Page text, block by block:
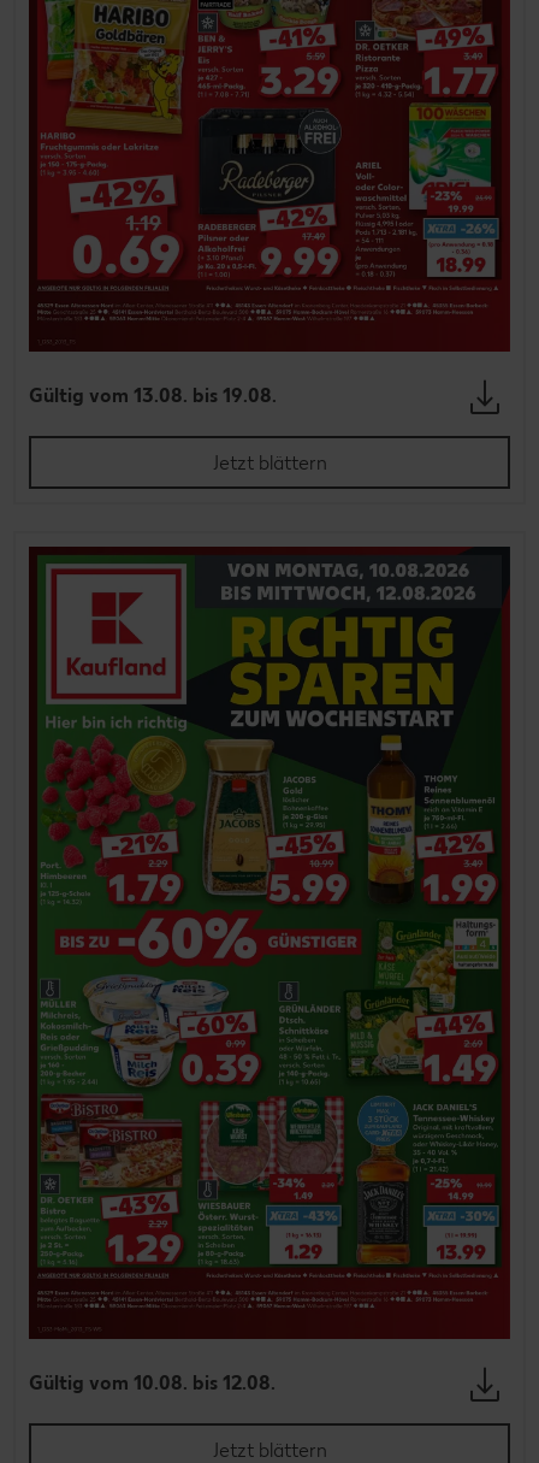
Gültig vom 13.08. bis 19.08.
Jetzt blättern
Gültig vom 10.08. bis 12.08.
Jetzt blättern